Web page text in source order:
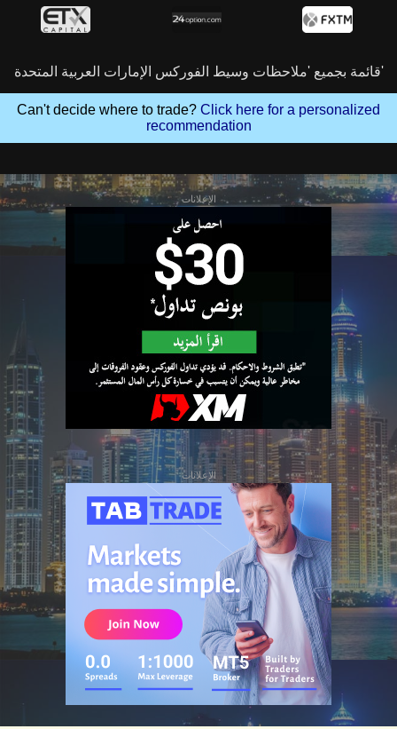
قائمة بجميع 'ملاحظات وسيط الفوركس الإمارات العربية المتحدة'
Can't decide where to trade? Click here for a personalized
recommendation
الإعلانات
الإعلانات